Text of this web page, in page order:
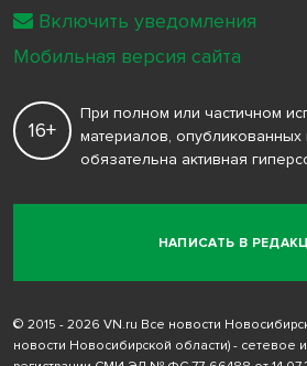
НАПИСАТЬ В
16+
При полном или частичном
материалов, опубликованных
обязательна активная
© 2015 - 2026 VN.ru Все новости
новости Новосибирской области) - сетевое
Включить уведомления
Мобильная версия сайта